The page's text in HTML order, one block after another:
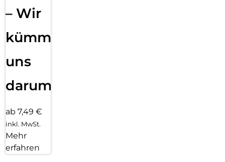
– Wir
kümmern
uns
darum!
ab 7,49 €
inkl. MwSt.
Mehr
erfahren